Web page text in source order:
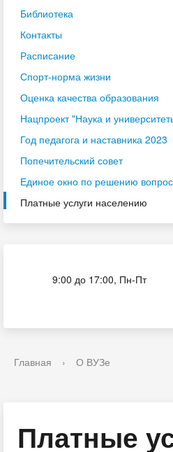
Библиотека
Контакты
Расписание
Спорт-норма жизни
Оценка качества образования
Нацпроект "Наука и
Год педагога и наставника 2023
Попечительский совет
Единое окно по решению
Платные услуги населению
9:00 до 17:00, Пн-Пт
Главная › О ВУЗе
Платные